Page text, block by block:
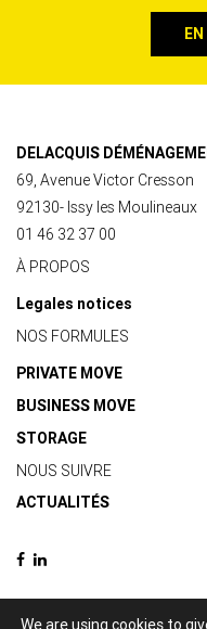
DELACQUIS
69, Avenue Victor Cresson
92130- Issy les Moulineaux
01 46 32 37 00
À PROPOS
Legales notices
NOS FORMULES
PRIVATE MOVE
BUSINESS MOVE
STORAGE
NOUS SUIVRE
ACTUALITÉS
We are using cookies to